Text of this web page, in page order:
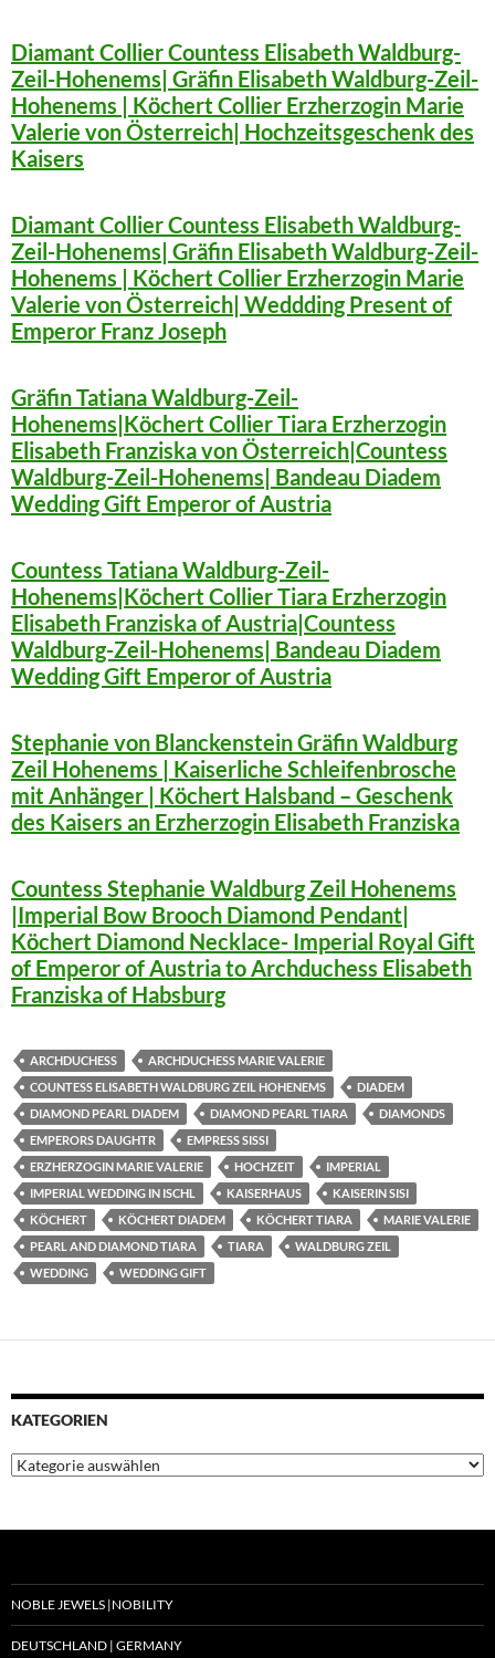
Diamant Collier Countess Elisabeth Waldburg-
Zeil-Hohenems| Gräfin Elisabeth Waldburg-Zeil-
Hohenems | Köchert Collier Erzherzogin Marie
Valerie von Österreich| Hochzeitsgeschenk des
Kaisers
Diamant Collier Countess Elisabeth Waldburg-
Zeil-Hohenems| Gräfin Elisabeth Waldburg-Zeil-
Hohenems | Köchert Collier Erzherzogin Marie
Valerie von Österreich| Weddding Present of
Emperor Franz Joseph
Gräfin Tatiana Waldburg-Zeil-
Hohenems|Köchert Collier Tiara Erzherzogin
Elisabeth Franziska von Österreich|Countess
Waldburg-Zeil-Hohenems| Bandeau Diadem
Wedding Gift Emperor of Austria
Countess Tatiana Waldburg-Zeil-
Hohenems|Köchert Collier Tiara Erzherzogin
Elisabeth Franziska of Austria|Countess
Waldburg-Zeil-Hohenems| Bandeau Diadem
Wedding Gift Emperor of Austria
Stephanie von Blanckenstein Gräfin Waldburg
Zeil Hohenems | Kaiserliche Schleifenbrosche
mit Anhänger | Köchert Halsband – Geschenk
des Kaisers an Erzherzogin Elisabeth Franziska
Countess Stephanie Waldburg Zeil Hohenems
|Imperial Bow Brooch Diamond Pendant|
Köchert Diamond Necklace- Imperial Royal Gift
of Emperor of Austria to Archduchess Elisabeth
Franziska of Habsburg
ARCHDUCHESS
ARCHDUCHESS MARIE VALERIE
COUNTESS ELISABETH WALDBURG ZEIL HOHENEMS
DIADEM
DIAMOND PEARL DIADEM
DIAMOND PEARL TIARA
DIAMONDS
EMPERORS DAUGHTR
EMPRESS SISSI
ERZHERZOGIN MARIE VALERIE
HOCHZEIT
IMPERIAL
IMPERIAL WEDDING IN ISCHL
KAISERHAUS
KAISERIN SISI
KÖCHERT
KÖCHERT DIADEM KÖCHERT TIARA
MARIE VALERIE
PEARL AND DIAMOND TIARA
TIARA
WALDBURG ZEIL
WEDDING
WEDDING GIFT
KATEGORIEN
Kategorien
NOBLE JEWELS |NOBILITY
DEUTSCHLAND | GERMANY